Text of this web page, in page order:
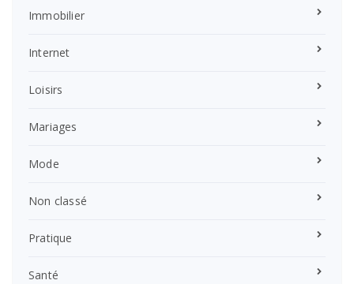
Immobilier
Internet
Loisirs
Mariages
Mode
Non classé
Pratique
Santé